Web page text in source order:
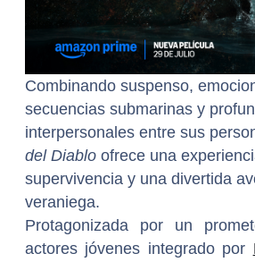
Combinando suspenso,
secuencias submarinas y
interpersonales entre sus
del Diablo ofrece una
supervivencia y una divertida
veraniega.
Protagonizada por un
actores jóvenes integrado por